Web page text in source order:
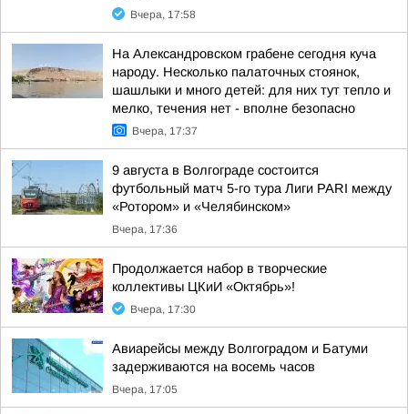
Вчера, 17:58
На Александровском грабене сегодня куча
народу. Несколько палаточных стоянок,
шашлыки и много детей: для них тут тепло и
мелко, течения нет - вполне безопасно
Вчера, 17:37
9 августа в Волгограде состоится
футбольный матч 5-го тура Лиги PARI между
«Ротором» и «Челябинском»
Вчера, 17:36
Продолжается набор в творческие
коллективы ЦКиИ «Октябрь»!
Вчера, 17:30
Авиарейсы между Волгоградом и Батуми
задерживаются на восемь часов
Вчера, 17:05